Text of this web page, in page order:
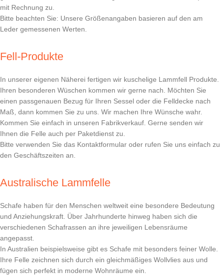
mit Rechnung zu.
Bitte beachten Sie: Unsere Größenangaben basieren auf den am
Leder gemessenen Werten.
Fell-Produkte
In unserer eigenen Näherei fertigen wir kuschelige Lammfell Produkte.
Ihren besonderen Wüschen kommen wir gerne nach. Möchten Sie
einen passgenauen Bezug für Ihren Sessel oder die Felldecke nach
Maß, dann kommen Sie zu uns. Wir machen Ihre Wünsche wahr.
Kommen Sie einfach in unseren Fabrikverkauf. Gerne senden wir
Ihnen die Felle auch per Paketdienst zu.
Bitte verwenden Sie das Kontaktformular oder rufen Sie uns einfach zu
den Geschäftszeiten an.
Australische Lammfelle
Schafe haben für den Menschen weltweit eine besondere Bedeutung
und Anziehungskraft. Über Jahrhunderte hinweg haben sich die
verschiedenen Schafrassen an ihre jeweiligen Lebensräume
angepasst.
In Australien beispielsweise gibt es Schafe mit besonders feiner Wolle.
Ihre Felle zeichnen sich durch ein gleichmäßiges Wollvlies aus und
fügen sich perfekt in moderne Wohnräume ein.